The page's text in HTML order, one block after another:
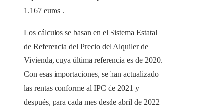
1.167 euros .
Los cálculos se basan en el Sistema Estatal
de Referencia del Precio del Alquiler de
Vivienda, cuya última referencia es de 2020.
Con esas importaciones, se han actualizado
las rentas conforme al IPC de 2021 y
después, para cada mes desde abril de 2022